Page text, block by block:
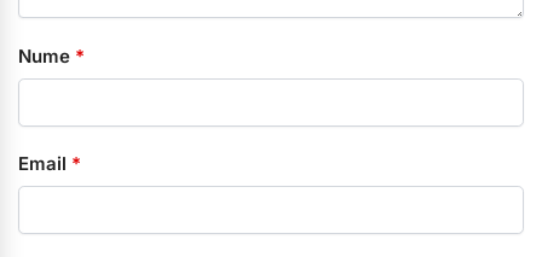
Nume *
Email *